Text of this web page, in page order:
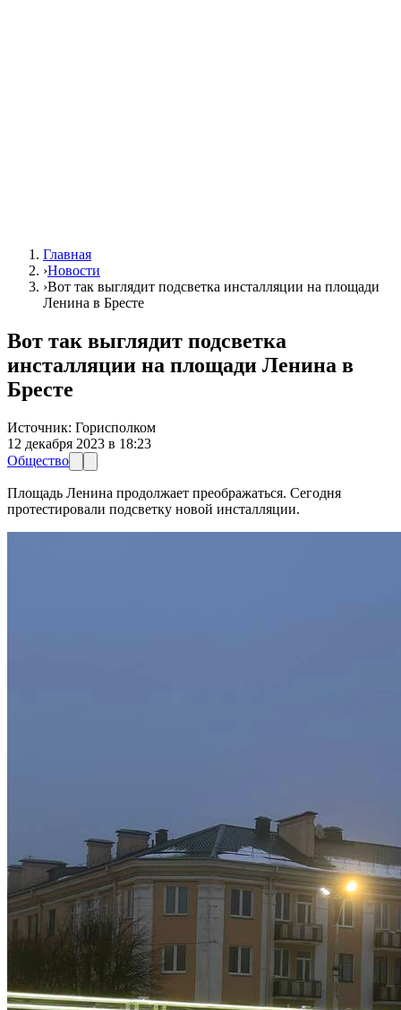
Главная
›Новости
›Вот так выглядит подсветка инсталляции на площади
Ленина в Бресте
Вот так выглядит подсветка
инсталляции на площади Ленина в
Бресте
Источник: Горисполком
12 декабря 2023 в 18:23
Общество
Площадь Ленина продолжает преображаться. Сегодня
протестировали подсветку новой инсталляции.